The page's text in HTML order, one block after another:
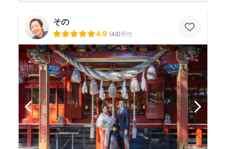
その
4.9 (48)男性